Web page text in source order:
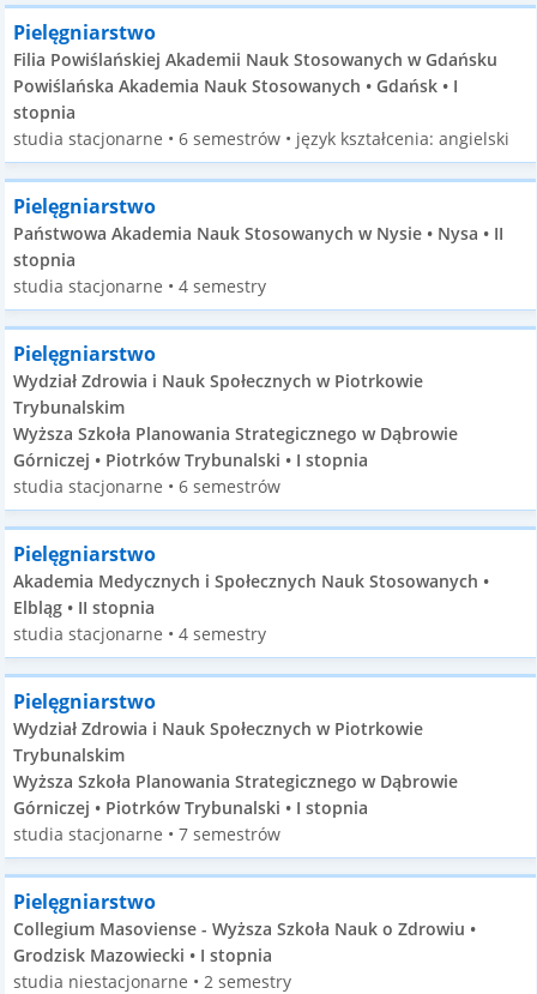
Pielęgniarstwo
Filia Powiślańskiej Akademii Nauk Stosowanych w Gdańsku
Powiślańska Akademia Nauk Stosowanych • Gdańsk • I
stopnia
studia stacjonarne • 6 semestrów • język kształcenia: angielski
Pielęgniarstwo
Państwowa Akademia Nauk Stosowanych w Nysie • Nysa • II
stopnia
studia stacjonarne • 4 semestry
Pielęgniarstwo
Wydział Zdrowia i Nauk Społecznych w Piotrkowie
Trybunalskim
Wyższa Szkoła Planowania Strategicznego w Dąbrowie
Górniczej • Piotrków Trybunalski • I stopnia
studia stacjonarne • 6 semestrów
Pielęgniarstwo
Akademia Medycznych i Społecznych Nauk Stosowanych •
Elbląg • II stopnia
studia stacjonarne • 4 semestry
Pielęgniarstwo
Wydział Zdrowia i Nauk Społecznych w Piotrkowie
Trybunalskim
Wyższa Szkoła Planowania Strategicznego w Dąbrowie
Górniczej • Piotrków Trybunalski • I stopnia
studia stacjonarne • 7 semestrów
Pielęgniarstwo
Collegium Masoviense - Wyższa Szkoła Nauk o Zdrowiu •
Grodzisk Mazowiecki • I stopnia
studia niestacjonarne • 2 semestry